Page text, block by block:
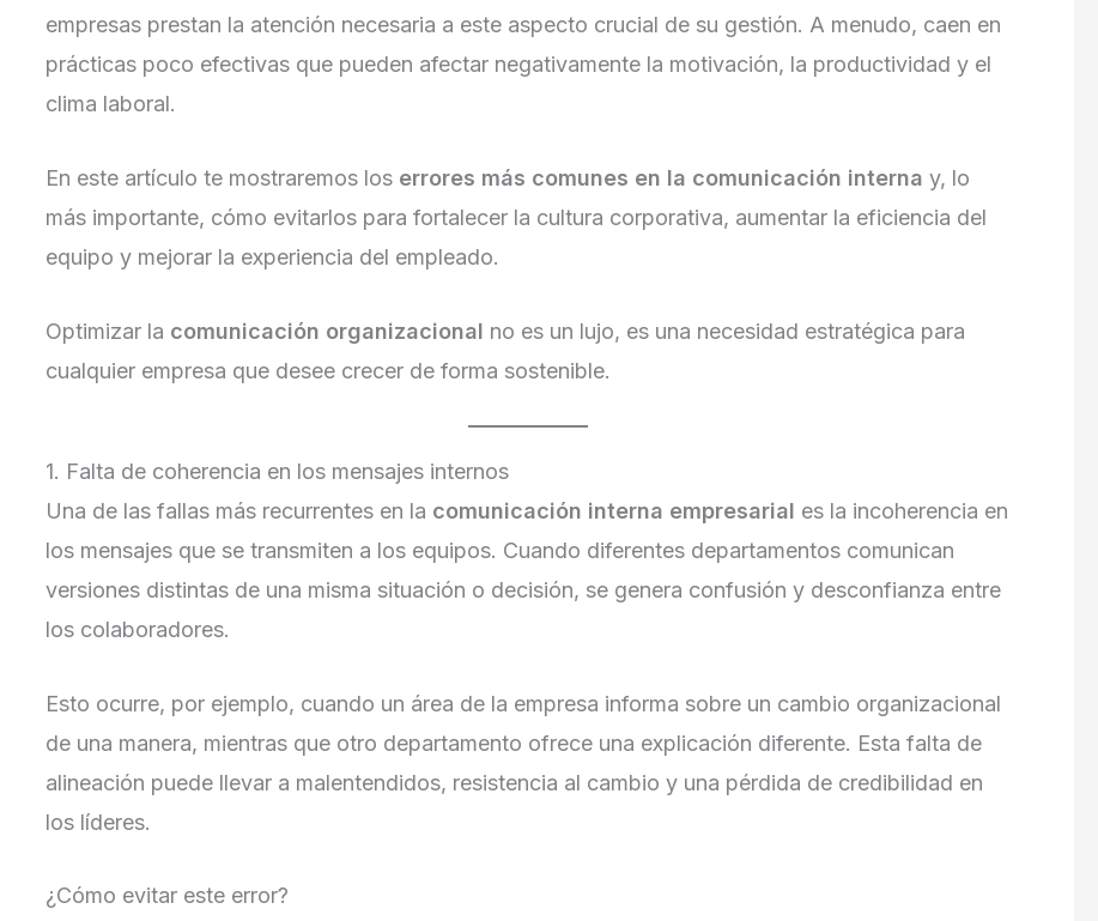
empresas prestan la atención necesaria a este aspecto crucial de su gestión. A menudo, caen en
prácticas poco efectivas que pueden afectar negativamente la motivación, la productividad y el
clima laboral.
En este artículo te mostraremos los errores más comunes en la comunicación interna y, lo
más importante, cómo evitarlos para fortalecer la cultura corporativa, aumentar la eficiencia del
equipo y mejorar la experiencia del empleado.
Optimizar la comunicación organizacional no es un lujo, es una necesidad estratégica para
cualquier empresa que desee crecer de forma sostenible.
1. Falta de coherencia en los mensajes internos
Una de las fallas más recurrentes en la comunicación interna empresarial es la incoherencia en
los mensajes que se transmiten a los equipos. Cuando diferentes departamentos comunican
versiones distintas de una misma situación o decisión, se genera confusión y desconfianza entre
los colaboradores.
Esto ocurre, por ejemplo, cuando un área de la empresa informa sobre un cambio organizacional
de una manera, mientras que otro departamento ofrece una explicación diferente. Esta falta de
alineación puede llevar a malentendidos, resistencia al cambio y una pérdida de credibilidad en
los líderes.
¿Cómo evitar este error?